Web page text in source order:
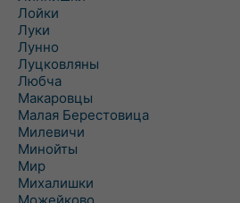
Лойки
Луки
Лунно
Луцковляны
Любча
Макаровцы
Малая Берестовица
Милевичи
Минойты
Мир
Михалишки